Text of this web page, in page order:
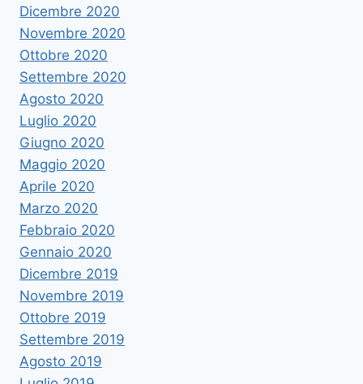
Dicembre 2020
Novembre 2020
Ottobre 2020
Settembre 2020
Agosto 2020
Luglio 2020
Giugno 2020
Maggio 2020
Aprile 2020
Marzo 2020
Febbraio 2020
Gennaio 2020
Dicembre 2019
Novembre 2019
Ottobre 2019
Settembre 2019
Agosto 2019